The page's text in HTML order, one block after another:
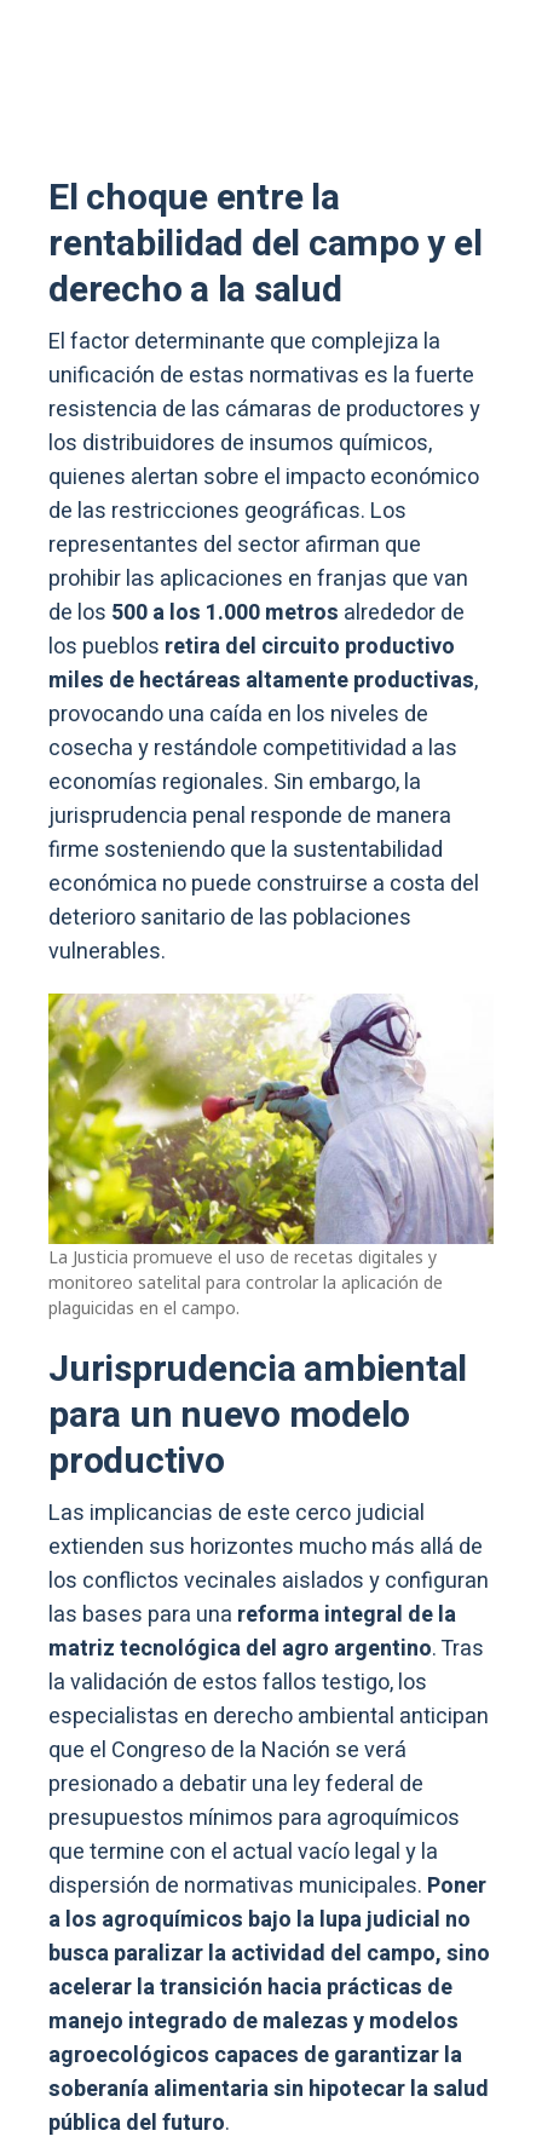
El choque entre la
rentabilidad del campo y el
derecho a la salud
El factor determinante que complejiza la
unificación de estas normativas es la fuerte
resistencia de las cámaras de productores y
los distribuidores de insumos químicos,
quienes alertan sobre el impacto económico
de las restricciones geográficas. Los
representantes del sector afirman que
prohibir las aplicaciones en franjas que van
de los 500 a los 1.000 metros alrededor de
los pueblos retira del circuito productivo
miles de hectáreas altamente productivas,
provocando una caída en los niveles de
cosecha y restándole competitividad a las
economías regionales. Sin embargo, la
jurisprudencia penal responde de manera
firme sosteniendo que la sustentabilidad
económica no puede construirse a costa del
deterioro sanitario de las poblaciones
vulnerables.
La Justicia promueve el uso de recetas digitales y
monitoreo satelital para controlar la aplicación de
plaguicidas en el campo.
Jurisprudencia ambiental
para un nuevo modelo
productivo
Las implicancias de este cerco judicial
extienden sus horizontes mucho más allá de
los conflictos vecinales aislados y configuran
las bases para una reforma integral de la
matriz tecnológica del agro argentino. Tras
la validación de estos fallos testigo, los
especialistas en derecho ambiental anticipan
que el Congreso de la Nación se verá
presionado a debatir una ley federal de
presupuestos mínimos para agroquímicos
que termine con el actual vacío legal y la
dispersión de normativas municipales. Poner
a los agroquímicos bajo la lupa judicial no
busca paralizar la actividad del campo, sino
acelerar la transición hacia prácticas de
manejo integrado de malezas y modelos
agroecológicos capaces de garantizar la
soberanía alimentaria sin hipotecar la salud
pública del futuro.